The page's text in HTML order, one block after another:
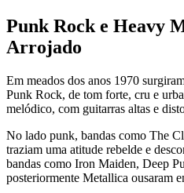
Punk Rock e Heavy
Arrojado
Em meados dos anos 1970
Punk Rock, de tom forte, cru e
melódico, com guitarras altas e
No lado punk, bandas como The
traziam uma atitude rebelde e
bandas como Iron Maiden, Deep
posteriormente Metallica ousaram